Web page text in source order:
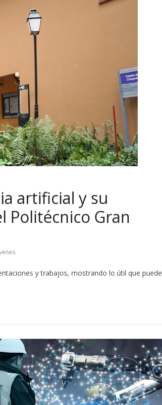
artificial y su
Politécnico Gran
y trabajos, mostrando lo útil que puede